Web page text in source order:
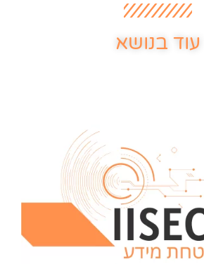
עוד בנושא